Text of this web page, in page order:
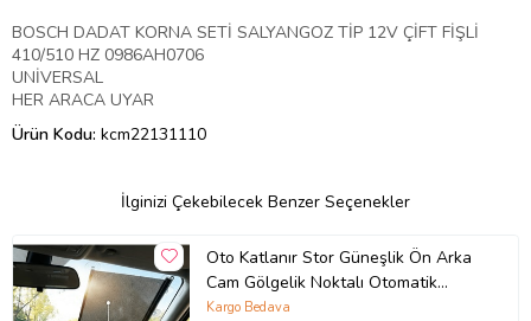
BOSCH DADAT KORNA SETİ SALYANGOZ TİP 12V ÇİFT FİŞLİ
410/510 HZ 0986AH0706
UNİVERSAL
HER ARACA UYAR
Ürün Kodu: kcm22131110
İlginizi Çekebilecek Benzer Seçenekler
Oto Katlanır Stor Güneşlik Ön Arka
Cam Gölgelik Noktalı Otomatik
Sürgülü Güneş Koruyucu Araba Suv
Kargo Bedava